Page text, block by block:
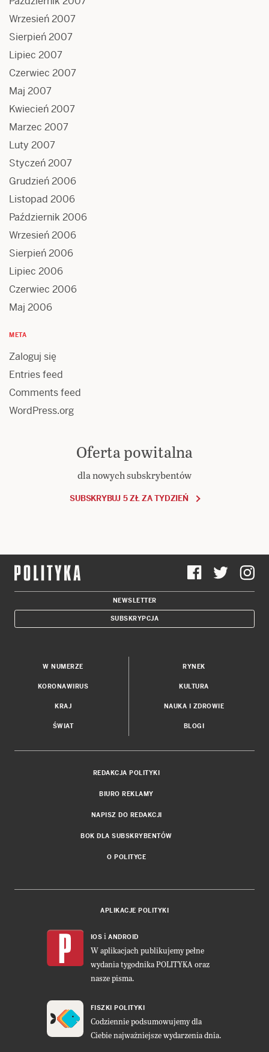
Wrzesień 2007
Sierpień 2007
Lipiec 2007
Czerwiec 2007
Maj 2007
Kwiecień 2007
Marzec 2007
Luty 2007
Styczeń 2007
Grudzień 2006
Listopad 2006
Październik 2006
Wrzesień 2006
Sierpień 2006
Lipiec 2006
Czerwiec 2006
Maj 2006
META
Zaloguj się
Entries feed
Comments feed
WordPress.org
Oferta powitalna
dla nowych subskrybentów
SUBSKRYBUJ 5 ZŁ ZA TYDZIEŃ
NEWSLETTER
SUBSKRYPCJA
W NUMERZE
KORONAWIRUS
KRAJ
ŚWIAT
RYNEK
KULTURA
NAUKA I ZDROWIE
BLOGI
REDAKCJA POLITYKI
BIURO REKLAMY
NAPISZ DO REDAKCJI
BOK DLA SUBSKRYBENTÓW
O POLITYCE
APLIKACJE POLITYKI
IOS i ANDROID
W aplikacjach publikujemy pełne
wydania tygodnika POLITYKA oraz
nasze pisma.
FISZKI POLITYKI
Codziennie podsumowujemy dla
Ciebie najważniejsze wydarzenia dnia.